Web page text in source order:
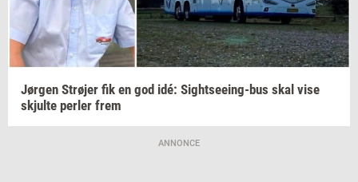
Jør­gen Strø­jer fik en god idé: Sightseeing-​bus skal vise
skjul­te per­ler frem
ANNONCE